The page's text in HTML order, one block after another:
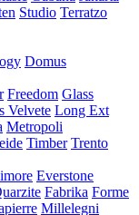
Studio Terratzo
Domus
Freedom Glass
Velvete Long Ext
Metropoli
Timber Trento
Everstone
Fabrika Forme
Millelegni